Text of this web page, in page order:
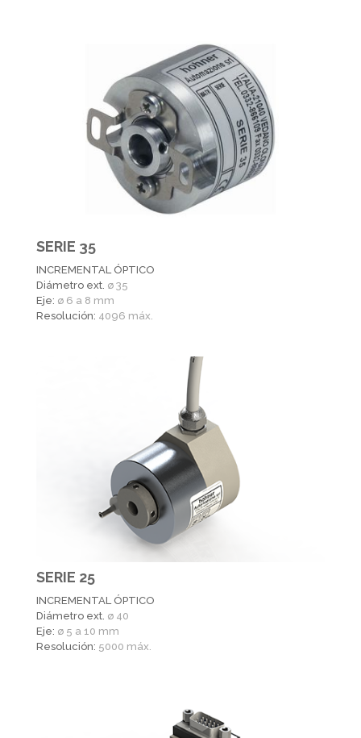
SERIE 35
INCREMENTAL ÓPTICO
Diámetro ext. ø 35
Eje: ø 6 a 8 mm
Resolución: 4096 máx.
SERIE 25
INCREMENTAL ÓPTICO
Diámetro ext. ø 40
Eje: ø 5 a 10 mm
Resolución: 5000 máx.